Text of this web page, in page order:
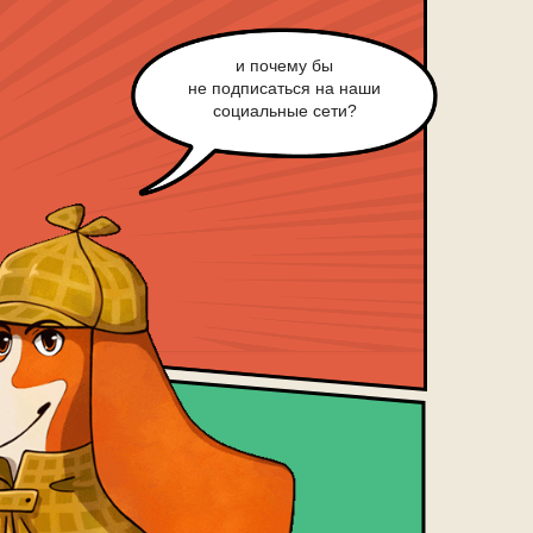
и почему бы
не подписаться на наши
социальные сети?